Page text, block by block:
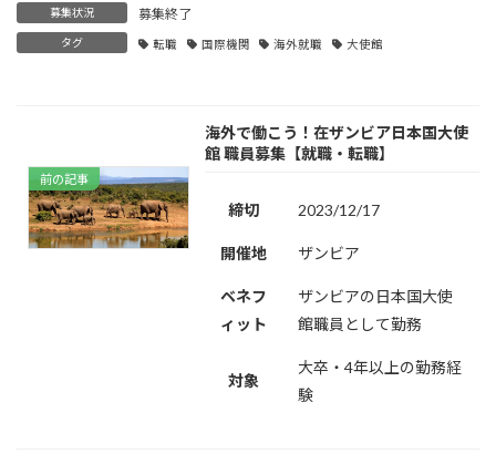
募集状況 募集終了
タグ 転職 国際機関 海外就職 大使館
前の記事
海外で働こう！在ザンビア日本国大使
館 職員募集【就職・転職】
締切 2023/12/17
開催地 ザンビア
ベネフ
ィット
ザンビアの日本国大使
館職員として勤務
対象
大卒・4年以上の勤務経
験